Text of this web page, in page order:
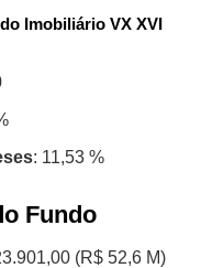
Imobiliário VX XVI
: 11,53 %
Fundo
(R$ 52,6 M)